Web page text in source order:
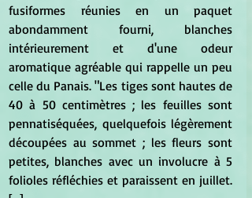
fusiformes réunies en un paquet
abondamment fourni, blanches
intérieurement et d'une odeur
aromatique agréable qui rappelle un peu
celle du Panais. "Les tiges sont hautes de
40 à 50 centimètres ; les feuilles sont
pennatiséquées, quelquefois légèrement
découpées au sommet ; les fleurs sont
petites, blanches avec un involucre à 5
folioles réfléchies et paraissent en juillet.